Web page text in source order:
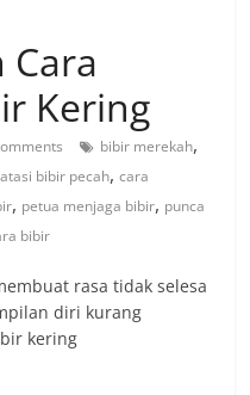
Cara
Kering
bibir merekah,
bibir pecah,cara
, petua menjaga bibir, punca
bibir
rasa tidak selesa
diri kurang
kering